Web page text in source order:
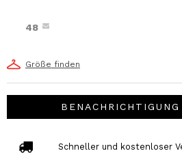
48
Größe finden
Schneller und kostenloser